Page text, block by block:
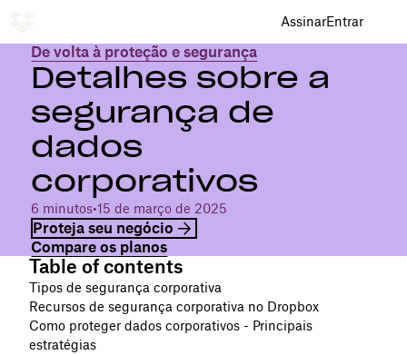
AssinarEntrar
De volta à proteção e segurança
Detalhes sobre a
segurança de
dados
corporativos
6 minutos•15 de março de 2025
Proteja seu negócio
Compare os planos
Table of contents
Tipos de segurança corporativa
Recursos de segurança corporativa no Dropbox
Como proteger dados corporativos - Principais
estratégias